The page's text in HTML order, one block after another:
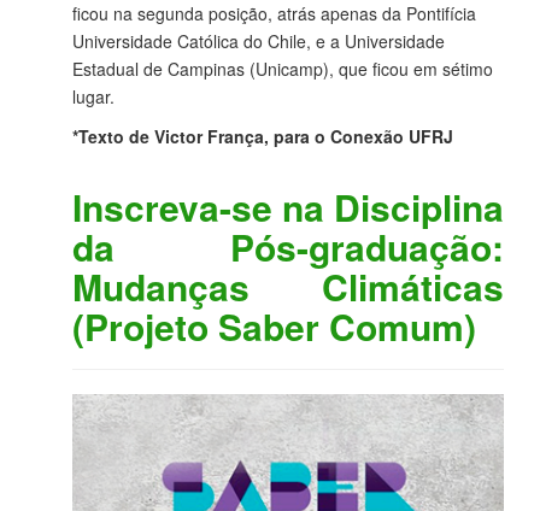
ficou na segunda posição, atrás apenas da Pontifícia
Universidade Católica do Chile, e a Universidade
Estadual de Campinas (Unicamp), que ficou em sétimo
lugar.
*Texto de Victor França, para o Conexão UFRJ
Inscreva-se na Disciplina
da Pós-graduação:
Mudanças Climáticas
(Projeto Saber Comum)